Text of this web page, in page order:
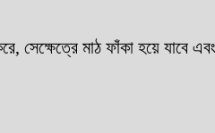
সেক্ষেত্রে মাঠ ফাঁকা হয়ে যাবে